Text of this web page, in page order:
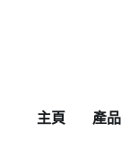
主頁 產品